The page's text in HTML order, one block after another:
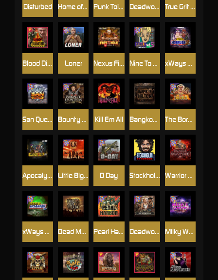
Kill Em All
Blood Diamond Nexus Fire In The Hole xBomb
Dead Men Walking
Home of the Brave
Stockholm Syndrome
Apocalypse Super xNudge
Deadwood R.I.P
Bangkok Hilton
Loner xWays Hoarder 2
Nine To Five
Bounty Hunters xNudge®
Warrior Graveyard xNudge
Little Bighorn
San Quentin xWays
Punk Toilet
Deadwood xNudge
Disturbed
Milky Ways
Pearl Harbor
True Grit Redemption
xWays Hoarder xSplit
D Day
The Border